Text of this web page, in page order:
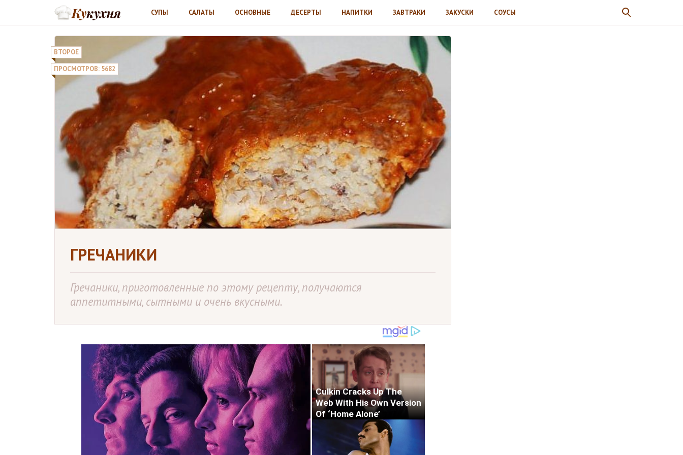
СУПЫ САЛАТЫ ОСНОВНЫЕ ДЕСЕРТЫ НАПИТКИ ЗАВТРАКИ ЗАКУСКИ СОУСЫ
ВТОРОЕ
ПРОСМОТРОВ: 5682
ГРЕЧАНИКИ
Гречаники, приготовленные по этому рецепту, получаются
аппетитными, сытными и очень вкусными.